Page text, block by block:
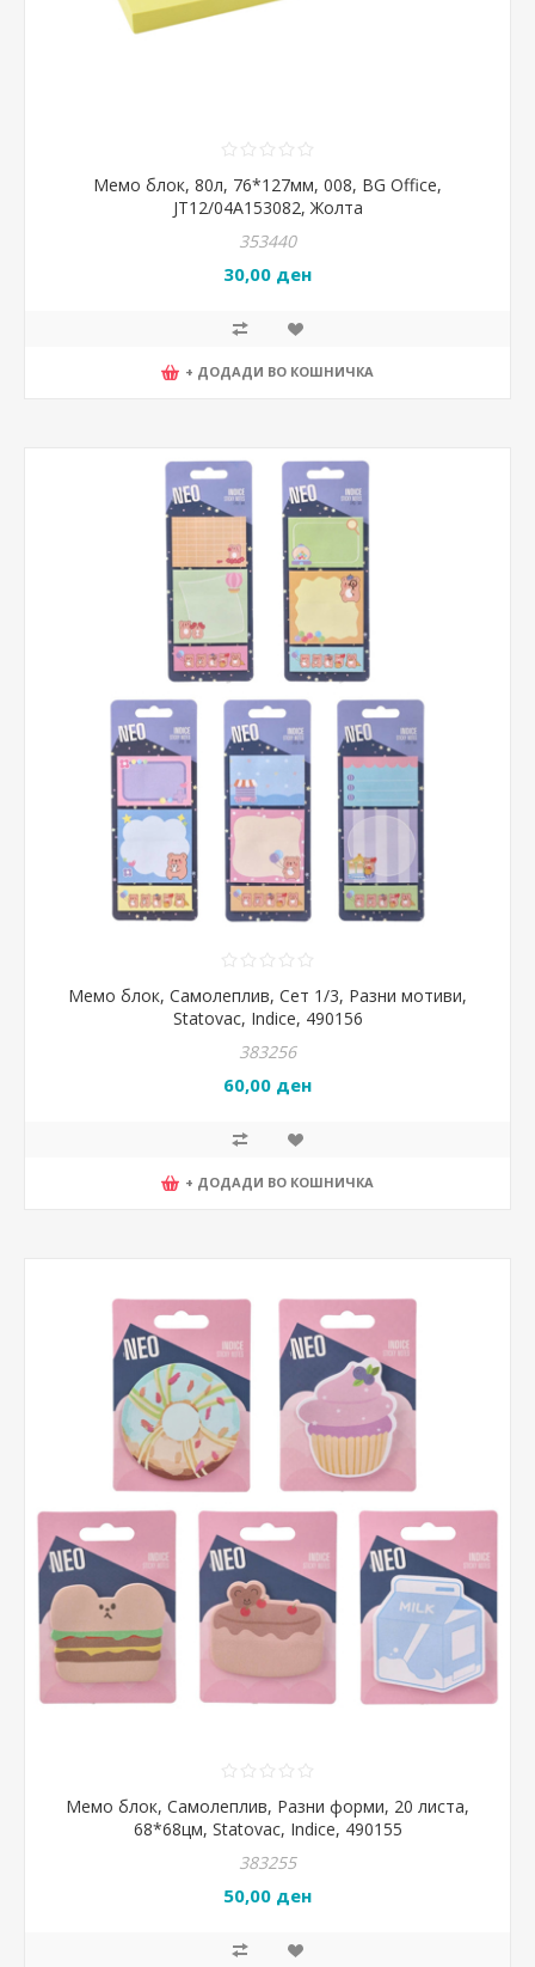
Мемо блок, 80л, 76*127мм, 008, BG Office,
JT12/04A153082, Жолта
353440
30,00 ден
+ ДОДАДИ ВО КОШНИЧКА
Мемо блок, Самолеплив, Сет 1/3, Разни мотиви,
Statovac, Indice, 490156
383256
60,00 ден
+ ДОДАДИ ВО КОШНИЧКА
Мемо блок, Самолеплив, Разни форми, 20 листа,
68*68цм, Statovac, Indice, 490155
383255
50,00 ден